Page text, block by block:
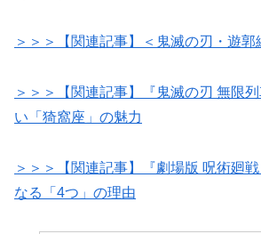
＞＞＞【関連記事】＜鬼滅の刃・遊郭
＞＞＞【関連記事】『鬼滅の刃 無限
い「猗窩座」の魅力
＞＞＞【関連記事】『劇場版 呪術廻
なる「4つ」の理由